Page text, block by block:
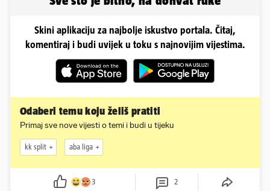
Skini aplikaciju za najbolje iskustvo portala. Čitaj,
komentiraj i budi uvijek u toku s najnovijim vijestima.
Odaberi temu koju želiš pratiti
Primaj sve nove vijesti o temi i budi u tijeku
kk split aba liga
3 2